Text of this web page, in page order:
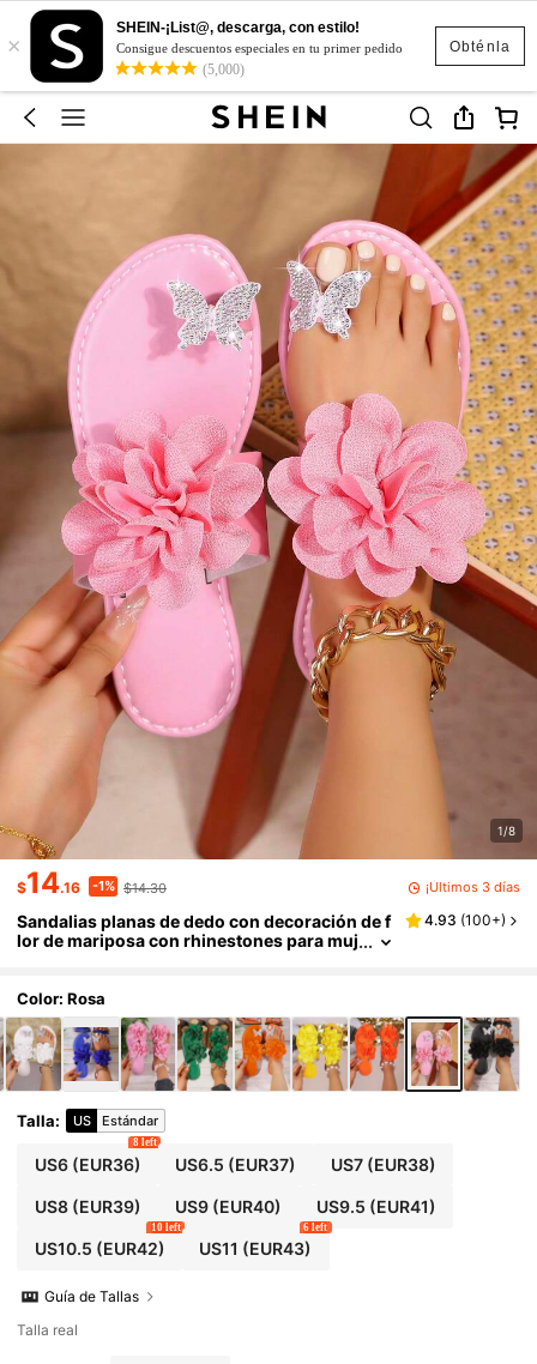
Obténla
×
SHEIN-¡List@, descarga, con estilo!
Consigue descuentos especiales en tu primer pedido
(5,000)
1/8
$14.16 -1% $14.30 ¡Últimos 3 días
Sandalias planas de dedo con decoración de f
lor de mariposa con rhinestones para muj
suales para la playa en verano, chanclas
4.93 (100+)
Color: Rosa
Talla: US Estándar
US6(EUR36)
8 left
US6.5 (EUR37) US7(EUR38)
US8(EUR39) US9 (EUR40) US9.5 (EUR41)
US10.5 (EUR42)
10 left
US11 (EUR43)
6 left
Guía de Tallas
Talla real